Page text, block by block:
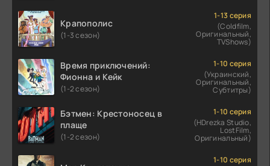
Крапополис
(1-3 сезон)
1-13 серия
(Coldfilm,
Оригинальный,
TVShows)
Время приключений:
Фионна и Кейк
(1-2 сезон)
1-10 серия
(Украинский,
Оригинальный,
Субтитры)
Бэтмен: Крестоносец в
плаще
(1-2 сезон)
1-10 серия
(HDrezka Studio,
LostFilm,
Оригинальный)
1-10 серия